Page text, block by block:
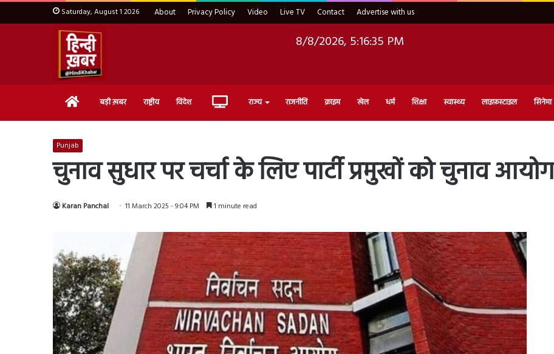
Saturday, August 1 2026 About Privacy Policy Video Live TV Contact Advertise with us
8/8/2026, 5:16:36 PM
Home बड़ी ख़बर राष्ट्रीय विदेश Live राज्य राजनीति क्राइम खेल धर्म शिक्षा स्वास्थ्य लाइफ़स्टाइल सिनेमा
Punjab
चुनाव सुधार पर चर्चा के लिए पार्टी प्रमुखों को चुनाव
Karan Panchal 11 March 2025 - 9:04 PM 1 minute read